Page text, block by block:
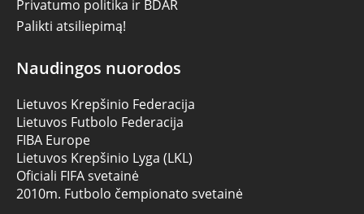
Privatumo politika ir BDAR
Palikti atsiliepimą!
Naudingos nuorodos
Lietuvos Krepšinio Federacija
Lietuvos Futbolo Federacija
FIBA Europe
Lietuvos Krepšinio Lyga (LKL)
Oficiali FIFA svetainė
2010m. Futbolo čempionato svetainė